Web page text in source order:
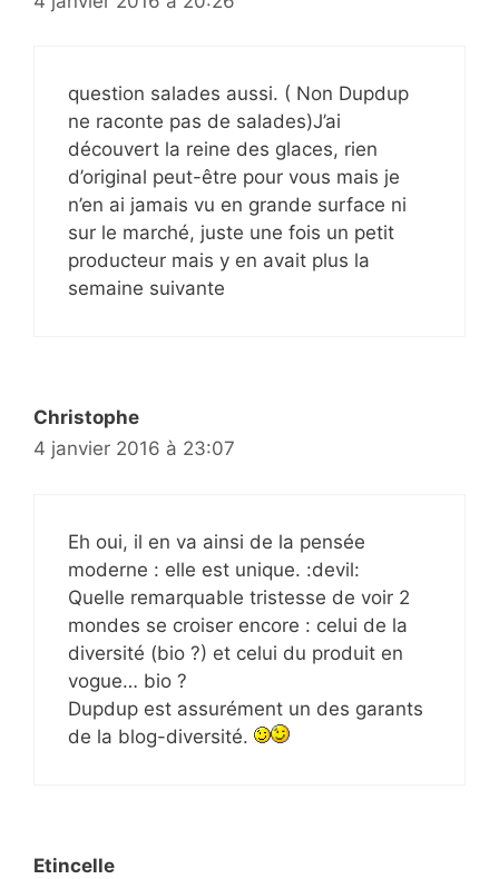
question salades aussi. ( Non Dupdup
ne raconte pas de salades)J’ai
découvert la reine des glaces, rien
d’original peut-être pour vous mais je
n’en ai jamais vu en grande surface ni
sur le marché, juste une fois un petit
producteur mais y en avait plus la
semaine suivante
Christophe
4 janvier 2016 à 23:07
Eh oui, il en va ainsi de la pensée
moderne : elle est unique. :devil:
Quelle remarquable tristesse de voir 2
mondes se croiser encore : celui de la
diversité (bio ?) et celui du produit en
vogue… bio ?
Dupdup est assurément un des garants
de la blog-diversité.
Etincelle